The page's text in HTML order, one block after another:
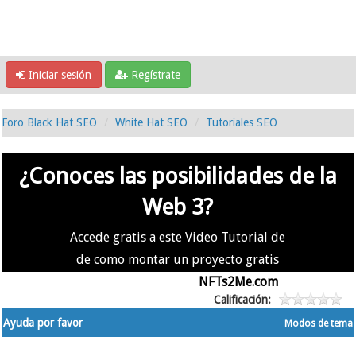
Iniciar sesión Regístrate
Foro Black Hat SEO White Hat SEO Tutoriales SEO
¿Conoces las posibilidades de la
Web 3?
Accede gratis a este Video Tutorial de
de como montar un proyecto gratis
NFTs2Me.com
Calificación:
Modos de tema
Ayuda por favor